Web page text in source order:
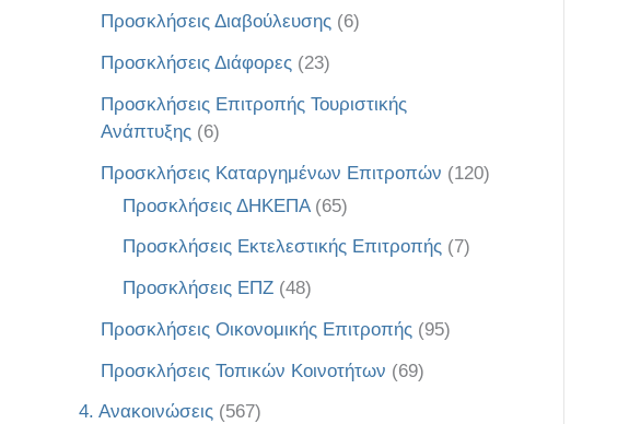
Προσκλήσεις Διαβούλευσης (6)
Προσκλήσεις Διάφορες (23)
Προσκλήσεις Επιτροπής Τουριστικής
Ανάπτυξης (6)
Προσκλήσεις Καταργημένων Επιτροπών (120)
Προσκλήσεις ΔΗΚΕΠΑ(65)
Προσκλήσεις Εκτελεστικής Επιτροπής (7)
Προσκλήσεις ΕΠΖ (48)
Προσκλήσεις Οικονομικής Επιτροπής (95)
Προσκλήσεις Τοπικών Κοινοτήτων (69)
4. Ανακοινώσεις (567)